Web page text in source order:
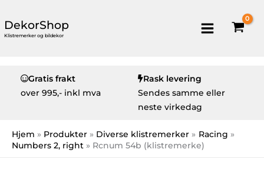
DekorShop
Klistremerker og bildekor
Gratis frakt
over 995,- inkl mva
Rask levering
Sendes samme eller
neste virkedag
Hjem Produkter Diverse klistremerker
Racing
Numbers 2, right
Rcnum 54b (klistremerke)